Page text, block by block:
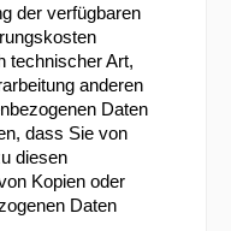
der verfügbaren
technischer Art,
anderen
Daten
dass Sie von
diesen
Kopien oder
Daten